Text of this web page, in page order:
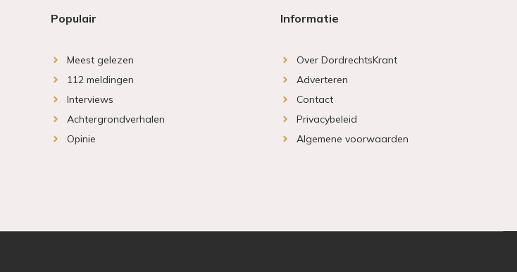
Populair
Meest gelezen
112 meldingen
Interviews
Achtergrondverhalen
Opinie
Informatie
Over DordrechtsKrant
Adverteren
Contact
Privacybeleid
Algemene voorwaarden